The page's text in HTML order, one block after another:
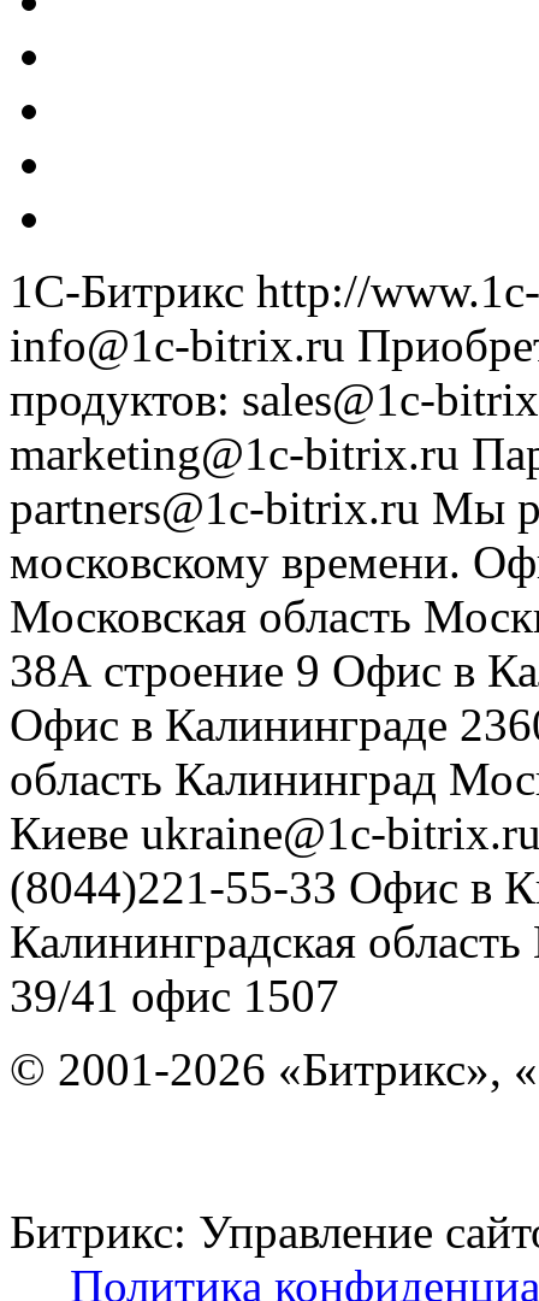
1С-Битрикс http://
info@1c-bitrix.ru
продуктов: sales@1c-
marketing@1c-bitrix.ru
partners@1c-bitrix.ru Мы
московскому времени.
Московская область
38А строение 9 Офис в
Офис в Калининграде
область Калининград
Киеве ukraine@1c-
(8044)221-55-33 Офис в
Калининградская область
39/41 офис 1507
© 2001-2026 «Битрикс»,
Битрикс: Управление
Политика